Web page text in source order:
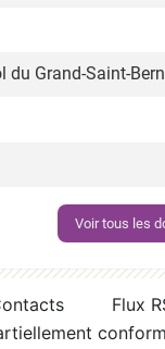
du Grand-Saint-
Voir tous les
Flux